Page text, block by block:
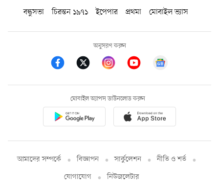
বন্ধুসভা
চিরন্তন ১৯৭১ ইপেপার প্রথমা মোবাইল ভ্যাস
অনুসরণ করুন
মোবাইল অ্যাপস ডাউনলোড করুন
আমাদের সম্পর্কে বিজ্ঞাপন সার্কুলেশন
নীতি ও শর্ত
যোগাযোগ
নিউজলেটার